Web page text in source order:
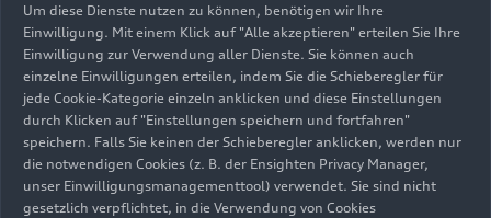
Verfolgen und Genießen der Formel 1 fördern. Im
Mittelpunkt steht dabei das Weißbier Paulaner
0,0% – ein alkoholfreies Getränk, das es möglich
macht, im Motorsport zu feiern und Geselligkeit
zu genießen und gleichzeitig die Kernwerte High
Performance, Sicherheit und Verantwortung zu
wahren.
Um diese Dienste nutzen zu können, benötigen wir Ihre
Einwilligung. Mit einem Klick auf "Alle akzeptieren" erteilen Sie Ihre
Einwilligung zur Verwendung aller Dienste. Sie können auch
einzelne Einwilligungen erteilen, indem Sie die Schieberegler für
jede Cookie-Kategorie einzeln anklicken und diese Einstellungen
durch Klicken auf "Einstellungen speichern und fortfahren"
speichern. Falls Sie keinen der Schieberegler anklicken, werden nur
die notwendigen Cookies (z. B. der Ensighten Privacy Manager,
unser Einwilligungsmanagementtool) verwendet. Sie sind nicht
gesetzlich verpflichtet, in die Verwendung von Cookies